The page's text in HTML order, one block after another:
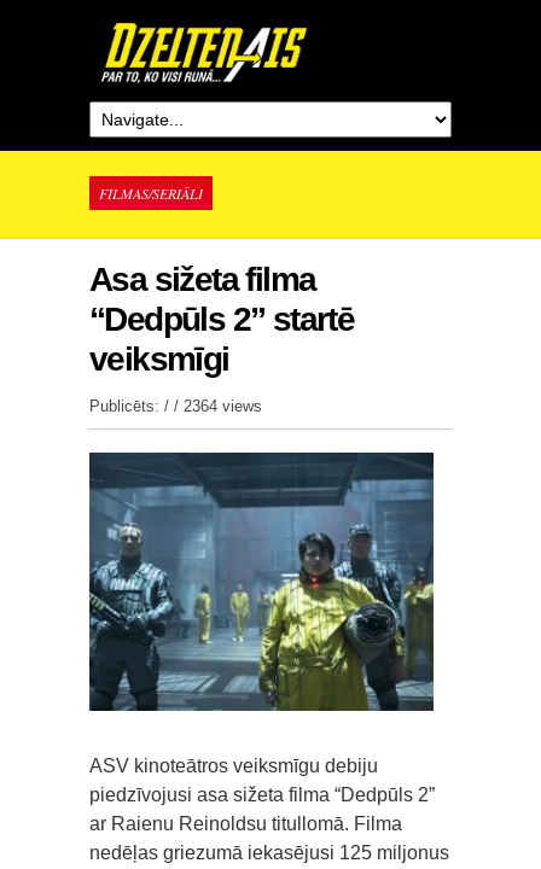
FILMAS/SERIĀLI
Asa sižeta filma
“Dedpūls 2” startē
veiksmīgi
Publicēts: / / 2364 views
ASV kinoteātros veiksmīgu debiju
piedzīvojusi asa sižeta filma “Dedpūls 2”
ar Raienu Reinoldsu titullomā. Filma
nedēļas griezumā iekasējusi 125 miljonus